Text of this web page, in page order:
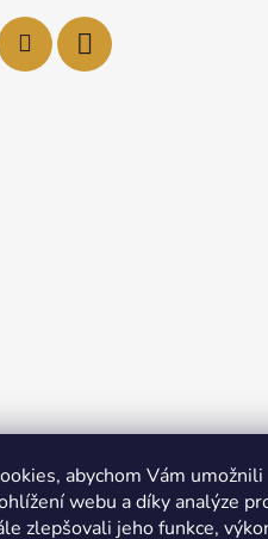
abychom Vám umožnili
webu a díky analýze
zlepšovali jeho funkce,